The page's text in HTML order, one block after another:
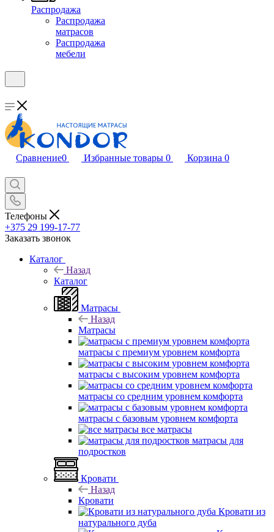
Распродажа
Распродажа
матрасов
Распродажа
мебели
Сравнение0 Избранные товары 0 Корзина 0
Телефоны
+375 29 199-17-77
Заказать звонок
Каталог
Назад
Каталог
Матрасы
Назад
Матрасы
матрасы с премиум уровнем комфорта
матрасы с высоким уровнем комфорта
матрасы со средним уровнем комфорта
матрасы с базовым уровнем комфорта
все матрасы
матрасы для
подростков
Кровати
Назад
Кровати
Кровати из
натурального дуба